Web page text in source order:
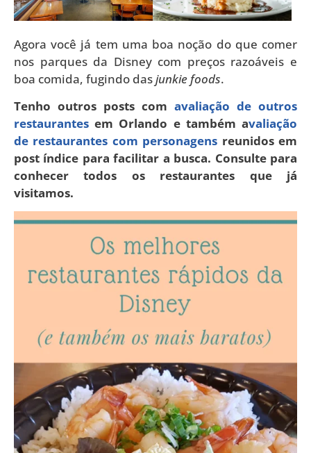
Agora você já tem uma boa noção do que comer
nos parques da Disney com preços razoáveis e
boa comida, fugindo dasjunkie foods.
Tenho outros posts com avaliação de outros
restaurantes em Orlando e também avaliação
de restaurantes com personagens reunidos em
post índice para facilitar a busca. Consulte para
conhecer todos os restaurantes que já
visitamos.